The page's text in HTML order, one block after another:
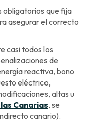
obligatorios que fija
asegurar el correcto
casi todos los
de
reactiva, bono
eléctrico,
altas u
Canarias, se
canario).